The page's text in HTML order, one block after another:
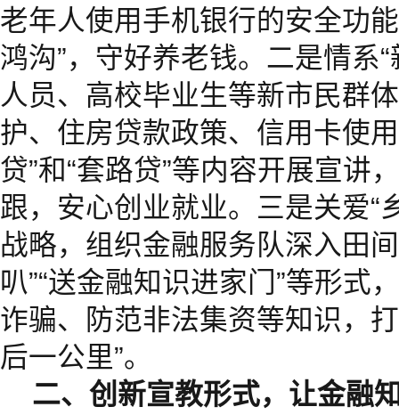
老年人使用手机银行的安全功
鸿沟”，守好养老钱。二是情系
人员、高校毕业生等新市民群
护、住房贷款政策、信用卡使
贷”和“套路贷”等内容开展宣讲
跟，安心创业就业。三是关爱“
战略，组织金融服务队深入田
叭”“送金融知识进家门”等形式
诈骗、防范非法集资等知识，
后一公里”。
二、创新宣教形式，让金融